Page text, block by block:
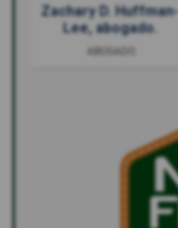
Zachary D. Huffman-
Lee, abogado.
ABOGADO